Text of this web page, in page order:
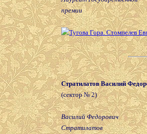
премии
Стратилатов Василий
(сектор № 2)
Василий Федорович
Стратилатов